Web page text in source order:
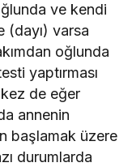
ve kendi
(dayı) varsa
oğlunda
yaptırması
de eğer
annenin
başlamak üzere
durumlarda